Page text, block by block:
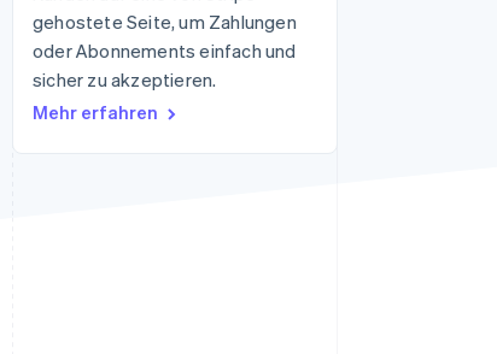
Stripe-Sessions 2026
Wirtschaftsinfrastruktur
gehostete Seite, um Zahlungen
oder Abonnements einfach und
sicher zu akzeptieren.
Mehr erfahren